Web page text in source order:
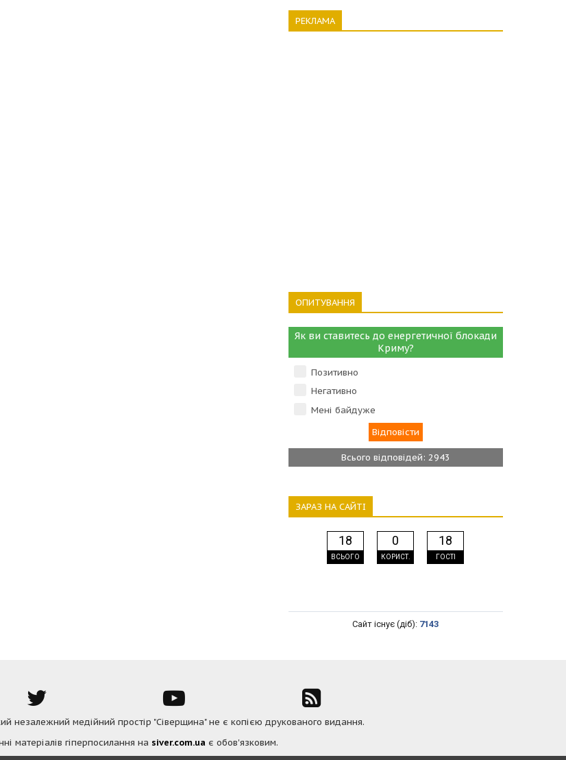
РЕКЛАМА
ОПИТУВАННЯ
Як ви ставитесь до енергетичної блокади
Криму?
Позитивно
Негативно
Мені байдуже
Всього відповідей: 2943
ЗАРАЗ НА САЙТІ
18
ВСЬОГО
0
КОРИСТ.
18
ГОСТІ
Сайт існує (діб): 7143
незалежний медійний простір "Сіверщина" не є копією друкованого видання.
матеріалів гіперпосилання на siver.com.ua є обов'язковим.